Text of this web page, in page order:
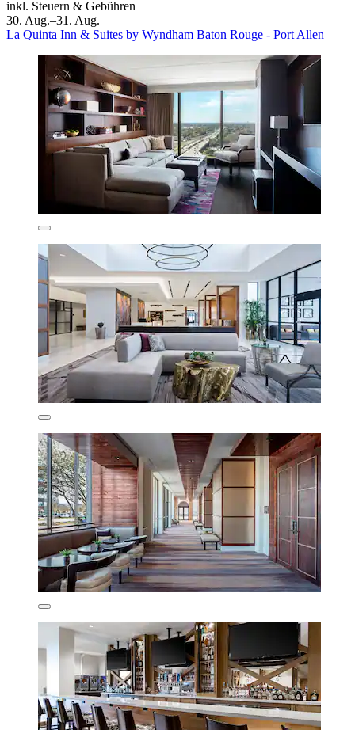
inkl. Steuern & Gebühren
30. Aug.–31. Aug.
La Quinta Inn & Suites by Wyndham Baton Rouge - Port Allen